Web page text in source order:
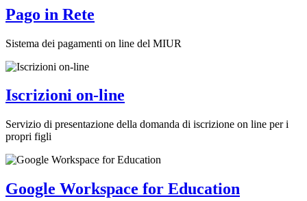
Pago in Rete
Sistema dei pagamenti on line del MIUR
Iscrizioni on-line
Servizio di presentazione della domanda di iscrizione on line per i
propri figli
Google Workspace for Education